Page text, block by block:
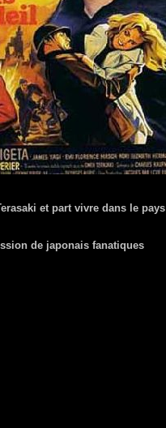
et part vivre dans le pays
de japonais fanatiques